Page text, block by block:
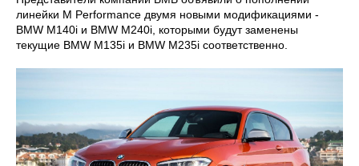
линейки M Performance двумя новыми модификациями -
BMW M140i и BMW M240i, которыми будут заменены
текущие BMW M135i и BMW M235i соответственно.